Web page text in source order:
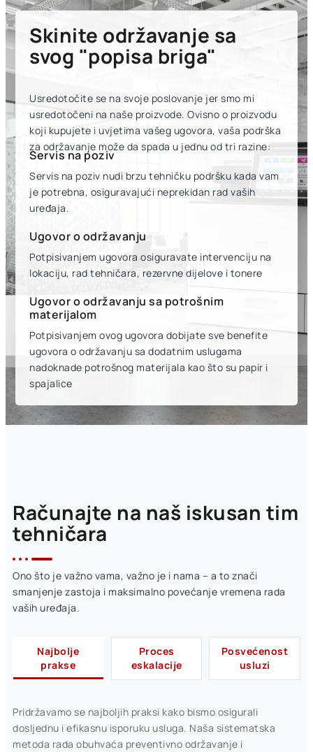
Skinite održavanje sa
svog "popisa briga"
Usredotočite se na svoje poslovanje jer smo mi
usredotočeni na naše proizvode. Ovisno o proizvodu
koji kupujete i uvjetima vašeg ugovora, vaša podrška
za održavanje može da spada u jednu od tri razine:
Servis na poziv
Servis na poziv nudi brzu tehničku podršku kada vam
je potrebna, osiguravajući neprekidan rad vaših
uređaja.
Ugovor o održavanju
Potpisivanjem ugovora osiguravate intervenciju na
lokaciju, rad tehničara, rezervne dijelove i tonere
Ugovor o održavanju sa potrošnim
materijalom
Potpisivanjem ovog ugovora dobijate sve benefite
ugovora o održavanju sa dodatnim uslugama
nadoknade potrošnog materijala kao što su papir i
spajalice
Računajte na naš iskusan tim
tehničara
Ono što je važno vama, važno je i nama – a to znači
smanjenje zastoja i maksimalno povećanje vremena rada
vaših uređaja.
Najbolje
prakse
Proces
eskalacije
Posvećenost
usluzi
Pridržavamo se najboljih praksi kako bismo osigurali
dosljednu i efikasnu isporuku usluga. Naša sistematska
metoda rada obuhvaća preventivno održavanje i